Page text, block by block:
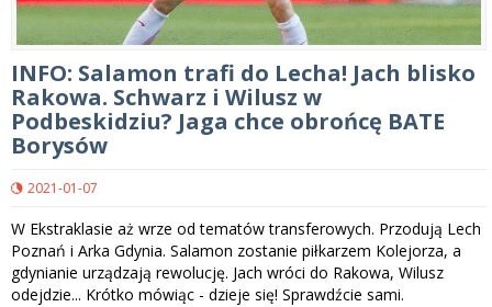
INFO: Salamon trafi do Lecha! Jach blisko
Rakowa. Schwarz i Wilusz w
Podbeskidziu? Jaga chce obrońcę BATE
Borysów
2021-01-07
W Ekstraklasie aż wrze od tematów transferowych. Przodują Lech
Poznań i Arka Gdynia. Salamon zostanie piłkarzem Kolejorza, a
gdynianie urządzają rewolucję. Jach wróci do Rakowa, Wilusz
odejdzie... Krótko mówiąc - dzieje się! Sprawdźcie sami.